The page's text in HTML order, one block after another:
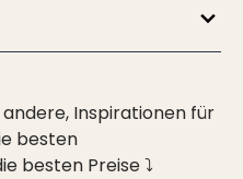
andere, Inspirationen für
besten
besten Preise ⤵